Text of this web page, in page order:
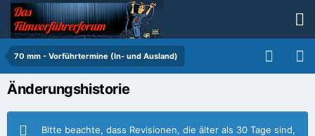
70 mm - Vorführtermine (In- und Ausland)
Änderungshistorie
Bitte beachte, dass Revisionen, die älter als 30 Tage sind,